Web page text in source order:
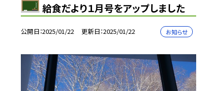
給食だより１月号をアップしました
公開日 2025/01/22 更新日 2025/01/22 お知らせ